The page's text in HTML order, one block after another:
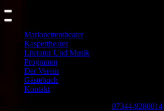
Marionettentheater
Kaspertheater
Literatur Und Musik
Programm
Der Verein
Gästebuch
Kontakt
07344-9280014